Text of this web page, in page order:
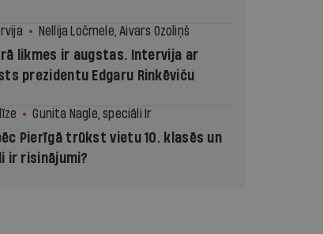
Nellija Ločmele, Aivars Ozoliņš
likmes ir augstas. Intervija ar
prezidentu Edgaru Rinkēviču
Gunita Nagle, speciāli Ir
Pierīgā trūkst vietu 10. klasēs un
ir risinājumi?